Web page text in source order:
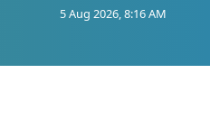
5 Aug 2026, 8:16 AM